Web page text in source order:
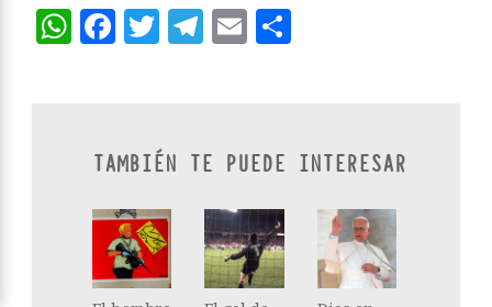
WhatsApp
Facebook
Twitter
Telegram
Email
TAMBIÉN TE PUEDE INTERESAR